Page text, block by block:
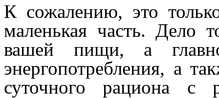
К сожалению, это
маленькая часть. Дело
вашей пищи, а
энергопотребления, а
суточного рациона с